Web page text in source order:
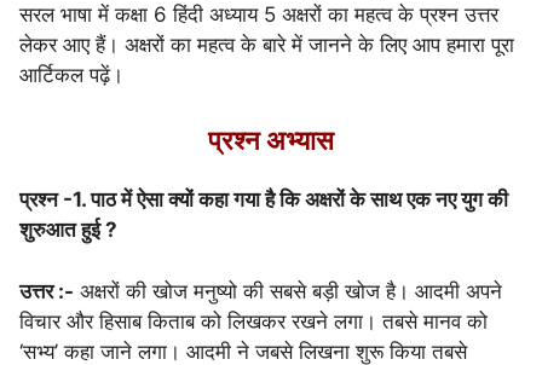
सरल भाषा में कक्षा 6 हिंदी अध्याय 5 अक्षरों का महत्व के प्रश्न उत्तर
लेकर आए हैं। अक्षरों का महत्व के बारे में जानने के लिए आप हमारा पूरा
आर्टिकल पढ़ें।
प्रश्न अभ्यास
प्रश्न -1. पाठ में ऐसा क्यों कहा गया है कि अक्षरों के साथ एक नए युग की
शुरुआत हुई ?
उत्तर :- अक्षरों की खोज मनुष्यो की सबसे बड़ी खोज है। आदमी अपने
विचार और हिसाब किताब को लिखकर रखने लगा। तबसे मानव को
‘सभ्य’ कहा जाने लगा। आदमी ने जबसे लिखना शुरू किया तबसे